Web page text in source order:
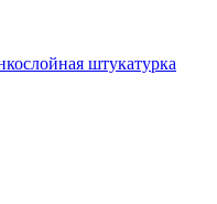
штукатурка